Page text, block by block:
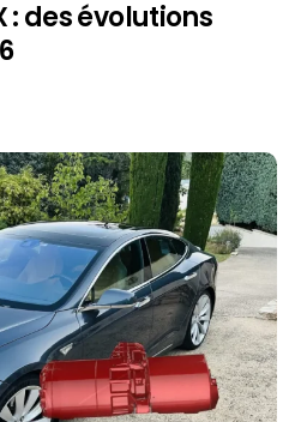
: des évolutions